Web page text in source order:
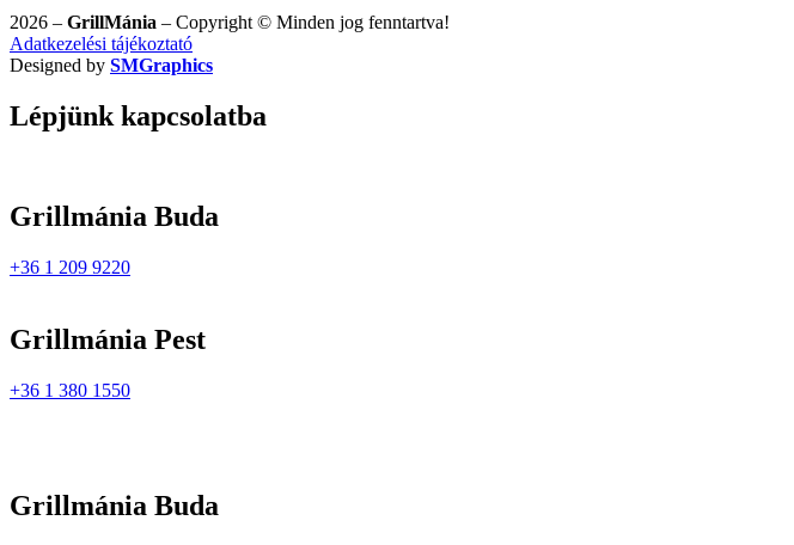
2026 – GrillMánia – Copyright © Minden jog fenntartva!
Adatkezelési tájékoztató
Designed by SMGraphics
Lépjünk kapcsolatba
Grillmánia Buda
+36 1 209 9220
Grillmánia Pest
+36 1 380 1550
Grillmánia Buda